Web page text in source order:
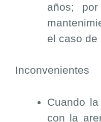
años;
el caso de
Inconvenientes
Cuando
con la